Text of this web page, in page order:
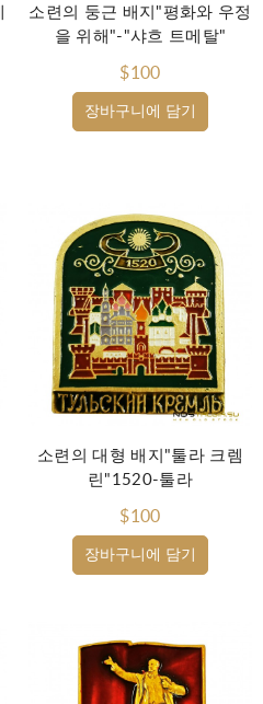
장바구니에 담기
소련의 둥근 배지"평화와 우정
을 위해"-"샤흐 트메탈"
$100
장바구니에 담기
소련의 대형 배지"툴라 크렘
린"1520-툴라
$100